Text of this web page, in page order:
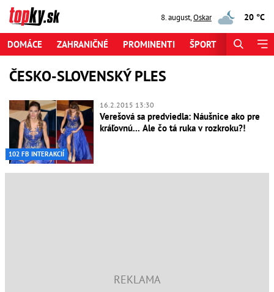
8. august,Oskar 20 °C
DOMÁCE ZAHRANIČNÉ PROMINENTI ŠPORT
ČESKO-SLOVENSKÝ PLES
102 FB INTERAKCIÍ
16.2.2015 13:30
Verešová sa predviedla: Náušnice ako pre
kráľovnú... Ale čo tá ruka v rozkroku?!